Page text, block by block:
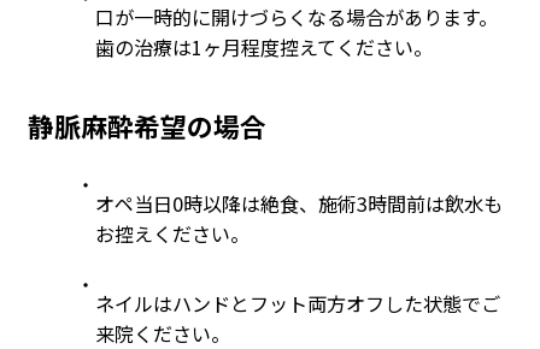
口が一時的に開けづらくなる場合があります。
歯の治療は1ヶ月程度控えてください。
静脈麻酔希望の場合
オペ当日0時以降は絶食、施術3時間前は飲水も
お控えください。
ネイルはハンドとフット両方オフした状態でご
来院ください。